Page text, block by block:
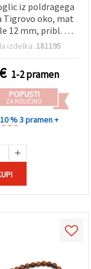
iz poldragega
Tigrovo oko, mat
12 mm, pribl. 32
kosov
izdelka: 181195
€ 1-2 pramen
POPUSTI
ZA KOLIČINO
%3 pramen +